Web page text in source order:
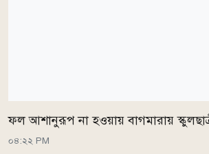
ফল আশানুরূপ না হওয়ায় বাগমারায়
০৪:২২ PM